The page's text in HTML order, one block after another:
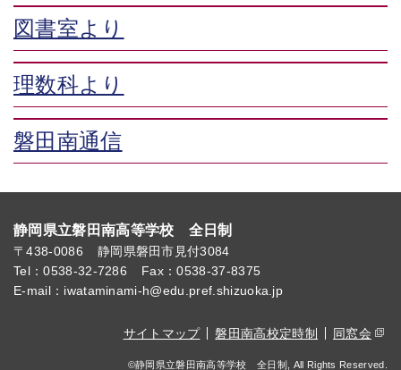
図書室より
理数科より
磐田南通信
静岡県立磐田南高等学校 全日制
〒438-0086
静岡県磐田市見付3084
Tel：0538-32-7286
Fax：0538-37-8375
E-mail：iwataminami-h@edu.pref.shizuoka.jp
サイトマップ 磐田南高校定時制 同窓会
©静岡県立磐田南高等学校 全日制, All Rights Reserved.